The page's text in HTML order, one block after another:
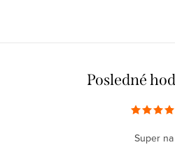
Posledné
Super na